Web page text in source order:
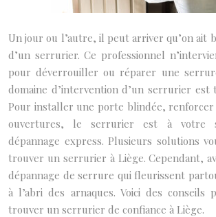
Un jour ou l’autre, il peut arriver qu’on ait
d’un serrurier. Ce professionnel
pour déverrouiller ou réparer une
domaine d’intervention d’un serrurier est
Pour installer une porte blindée, renforcer
ouvertures, le serrurier est à votre
dépannage express. Plusieurs solutions
trouver un serrurier à Liège. Cependant,
dépannage de serrure qui fleurissent
à l’abri des arnaques. Voici des conseils
trouver un serrurier de confiance à Liège.